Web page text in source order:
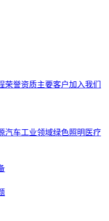
荣誉资质主要客户加入我们
汽车工业领域绿色照明 医疗